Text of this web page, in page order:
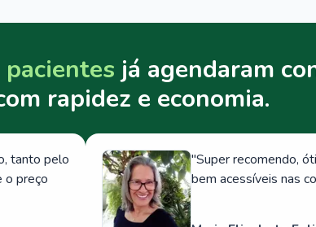
já agendaram
rapidez e economia.
tanto pelo
o preço
"Super recomendo,
bem acessíveis nas